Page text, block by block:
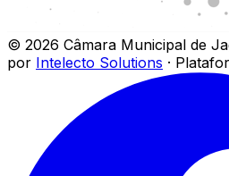
© 2026 Câmara Municipal de
por Intelecto Solutions ·